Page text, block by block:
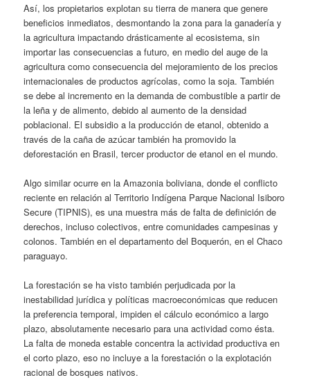
Así, los propietarios explotan su tierra de manera que genere
beneficios inmediatos, desmontando la zona para la ganadería y
la agricultura impactando drásticamente al ecosistema, sin
importar las consecuencias a futuro, en medio del auge de la
agricultura como consecuencia del mejoramiento de los precios
internacionales de productos agrícolas, como la soja. También
se debe al incremento en la demanda de combustible a partir de
la leña y de alimento, debido al aumento de la densidad
poblacional. El subsidio a la producción de etanol, obtenido a
través de la caña de azúcar también ha promovido la
deforestación en Brasil, tercer productor de etanol en el mundo.
Algo similar ocurre en la Amazonia boliviana, donde el conflicto
reciente en relación al Territorio Indígena Parque Nacional Isiboro
Secure (TIPNIS), es una muestra más de falta de definición de
derechos, incluso colectivos, entre comunidades campesinas y
colonos. También en el departamento del Boquerón, en el Chaco
paraguayo.
La forestación se ha visto también perjudicada por la
inestabilidad jurídica y políticas macroeconómicas que reducen
la preferencia temporal, impiden el cálculo económico a largo
plazo, absolutamente necesario para una actividad como ésta.
La falta de moneda estable concentra la actividad productiva en
el corto plazo, eso no incluye a la forestación o la explotación
racional de bosques nativos.